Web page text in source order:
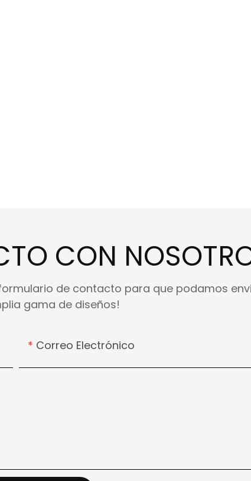
CON
de contacto para que podamos
gama de diseños!
Correo Electrónico